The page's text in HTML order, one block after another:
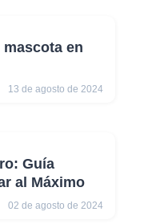
en
13 de agosto de 2024
Guía
al Máximo
02 de agosto de 2024